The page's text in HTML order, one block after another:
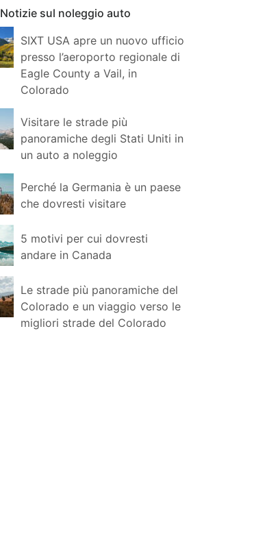
Notizie sul noleggio auto
SIXT USA apre un nuovo ufficio
presso l’aeroporto regionale di
Eagle County a Vail, in
Colorado
Visitare le strade più
panoramiche degli Stati Uniti in
un auto a noleggio
Perché la Germania è un paese
che dovresti visitare
5 motivi per cui dovresti
andare in Canada
Le strade più panoramiche del
Colorado e un viaggio verso le
migliori strade del Colorado